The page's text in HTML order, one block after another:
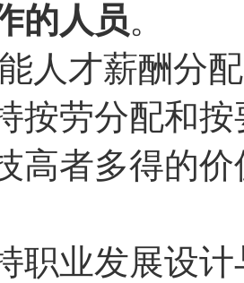
的人员。
人才薪酬分
按劳分配和
高者多得的
职业发展设